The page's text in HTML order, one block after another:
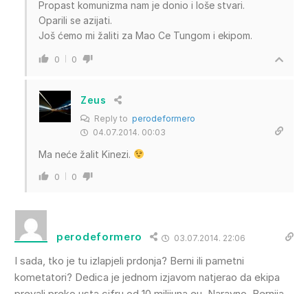
Propast komunizma nam je donio i loše stvari.
Oparili se azijati.
Još ćemo mi žaliti za Mao Ce Tungom i ekipom.
0 0
Zeus
Reply to perodeformero
04.07.2014. 00:03
Ma neće žalit Kinezi.
0 0
perodeformero 03.07.2014. 22:06
I sada, tko je tu izlapjeli prdonja? Berni ili pametni
kometatori? Dedica je jednom izjavom natjerao da ekipa